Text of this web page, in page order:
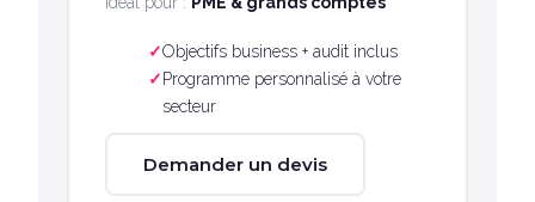
Objectifs business + audit inclus
Programme personnalisé à votre
secteur
Demander un devis